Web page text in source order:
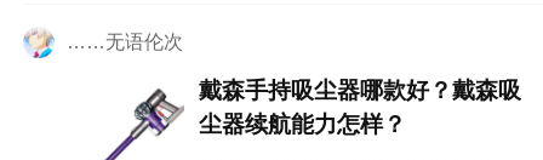
……无语伦次
戴森手持吸尘器哪款好？戴森吸
尘器续航能力怎样？